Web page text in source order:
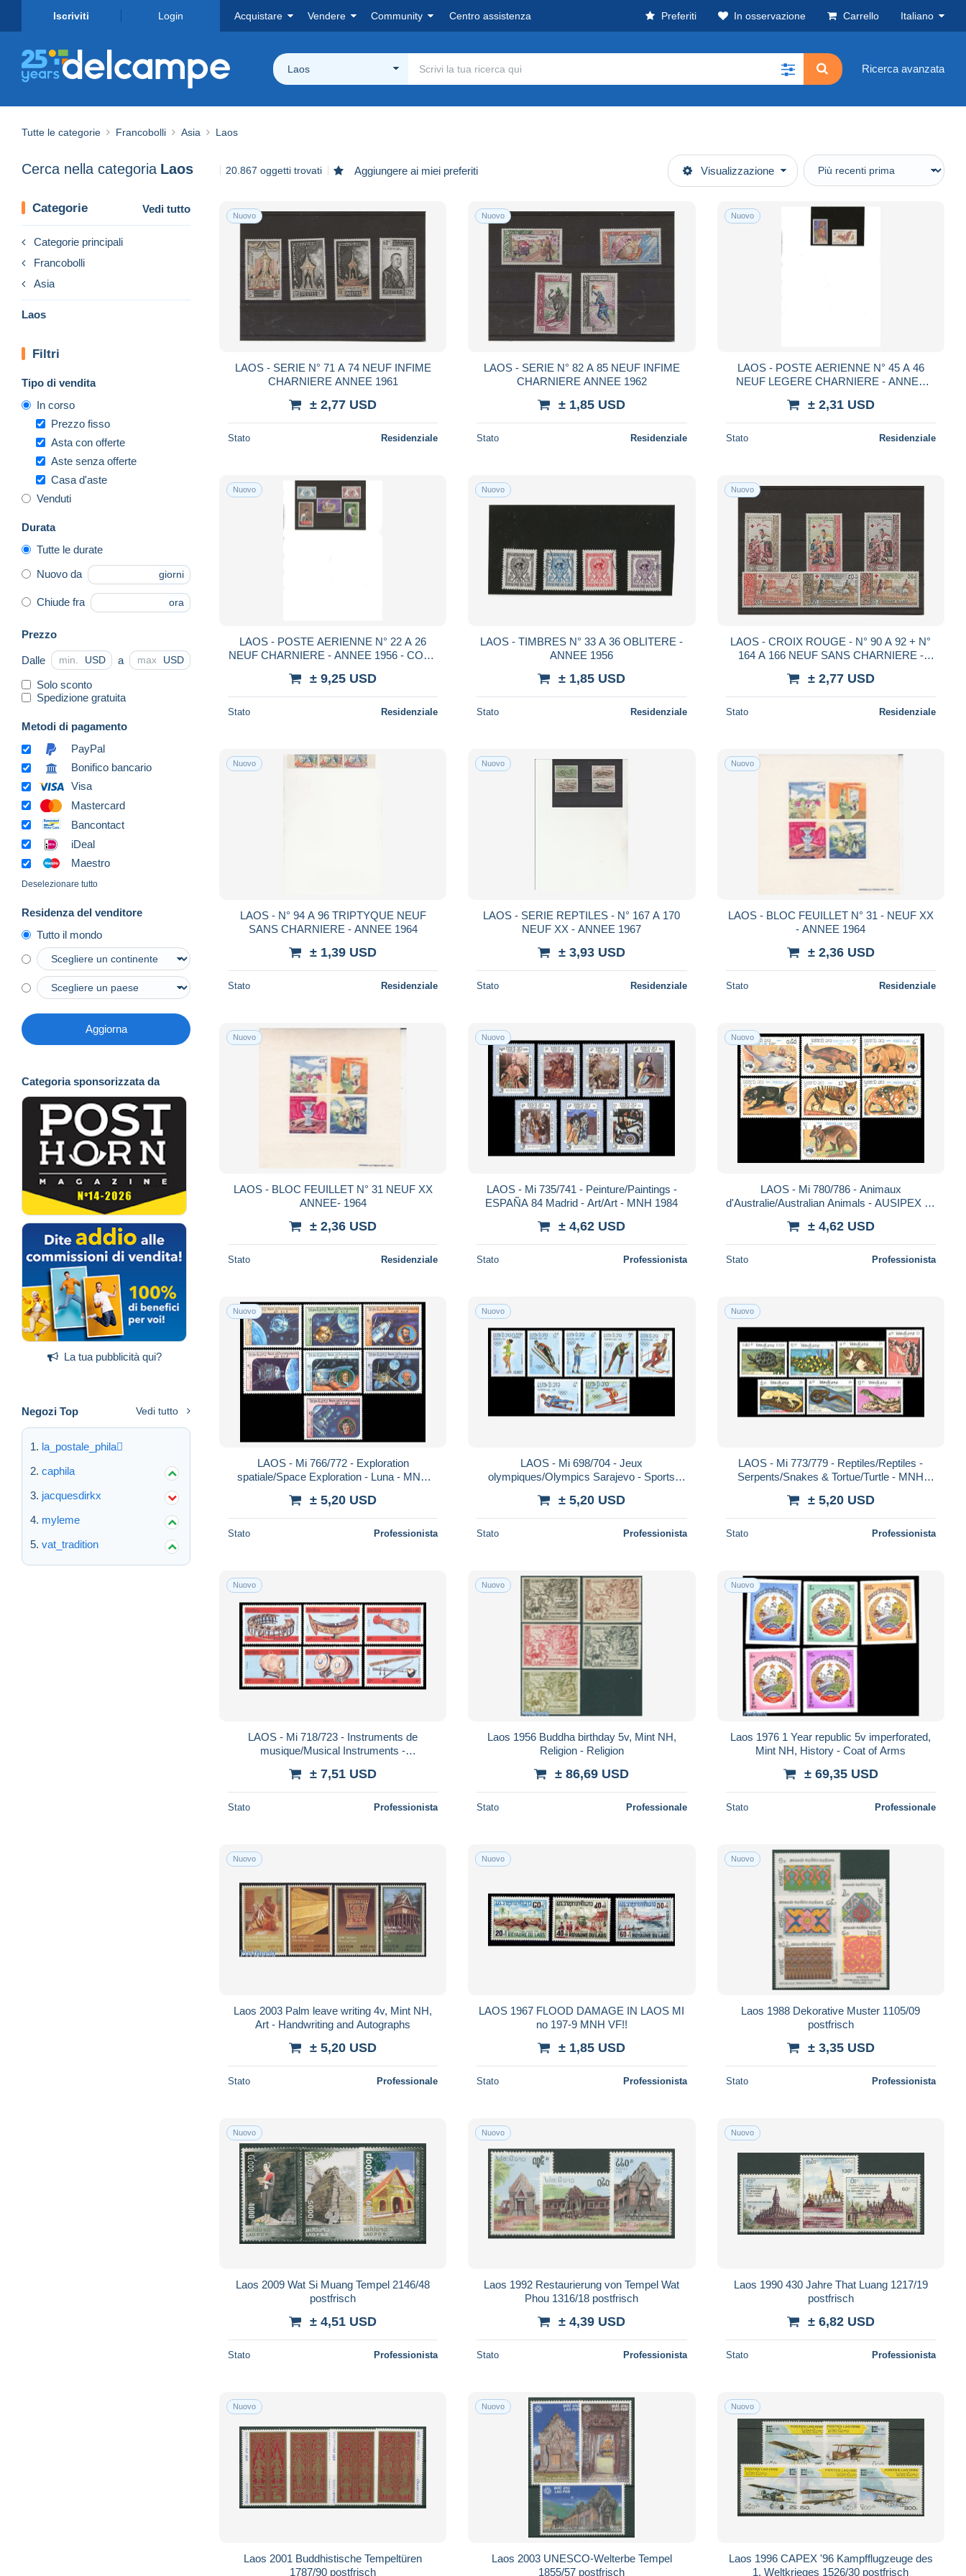
Iscriviti Login Acquistare Vendere Community Centro assistenza Preferiti In osservazione Carrello Italiano
Laos Ricerca avanzata
Tutte le categorie Francobolli Asia Laos
Cerca nella categoria Laos 20.867 oggetti trovati Aggiungere ai miei preferiti Visualizzazione
Categorie Vedi tutto
Categorie principali
Francobolli
Asia
Laos
Filtri
Tipo di vendita
In corso
Prezzo fisso
Asta con offerte
Aste senza offerte
Casa d'aste
Venduti
Durata
Tutte le durate
Nuovo da giorni
Chiude fra ora
Prezzo
Dalle USD a USD
Solo sconto
Spedizione gratuita
Metodi di pagamento
PayPal
Bonifico bancario
Visa
Mastercard
Bancontact
iDeal
Maestro
Deselezionare tutto
Residenza del venditore
Tutto il mondo
Aggiorna
Categoria sponsorizzata da
La tua pubblicità qui?
Negozi Top Vedi tutto
la_postale_phila
caphila
jacquesdirkx
myleme
vat_tradition
Nuovo
LAOS - SERIE N° 71 A 74 NEUF INFIME
CHARNIERE ANNEE 1961
± 2,77 USD
Stato Residenziale
Nuovo
LAOS - SERIE N° 82 A 85 NEUF INFIME
CHARNIERE ANNEE 1962
± 1,85 USD
Stato Residenziale
Nuovo
LAOS - POSTE AERIENNE N° 45 A 46
NEUF LEGERE CHARNIERE - ANNEE
± 2,31 USD
Stato Residenziale
Nuovo
LAOS - POSTE AERIENNE N° 22 A 26
NEUF CHARNIERE - ANNEE 1956 - COTE
± 9,25 USD
Stato Residenziale
Nuovo
LAOS - TIMBRES N° 33 A 36 OBLITERE -
ANNEE 1956
± 1,85 USD
Stato Residenziale
Nuovo
LAOS - CROIX ROUGE - N° 90 A 92 + N°
164 A 166 NEUF SANS CHARNIERE -
± 2,77 USD
Stato Residenziale
Nuovo
LAOS - N° 94 A 96 TRIPTYQUE NEUF
SANS CHARNIERE - ANNEE 1964
± 1,39 USD
Stato Residenziale
Nuovo
LAOS - SERIE REPTILES - N° 167 A 170
NEUF XX - ANNEE 1967
± 3,93 USD
Stato Residenziale
Nuovo
LAOS - BLOC FEUILLET N° 31 - NEUF XX
- ANNEE 1964
± 2,36 USD
Stato Residenziale
Nuovo
LAOS - BLOC FEUILLET N° 31 NEUF XX
ANNEE- 1964
± 2,36 USD
Stato Residenziale
Nuovo
LAOS - Mi 735/741 - Peinture/Paintings -
ESPAÑA 84 Madrid - Art/Art - MNH 1984
± 4,62 USD
Stato Professionista
Nuovo
LAOS - Mi 780/786 - Animaux
d'Australie/Australian Animals - AUSIPEX 84
± 4,62 USD
Stato Professionista
Nuovo
LAOS - Mi 766/772 - Exploration
spatiale/Space Exploration - Luna - MNH
± 5,20 USD
Stato Professionista
Nuovo
LAOS - Mi 698/704 - Jeux
olympiques/Olympics Sarajevo - Sports
± 5,20 USD
Stato Professionista
Nuovo
LAOS - Mi 773/779 - Reptiles/Reptiles -
Serpents/Snakes & Tortue/Turtle - MNH
± 5,20 USD
Stato Professionista
Nuovo
LAOS - Mi 718/723 - Instruments de
musique/Musical Instruments -
± 7,51 USD
Stato Professionista
Nuovo
Laos 1956 Buddha birthday 5v, Mint NH,
Religion - Religion
± 86,69 USD
Stato Professionale
Nuovo
Laos 1976 1 Year republic 5v imperforated,
Mint NH, History - Coat of Arms
± 69,35 USD
Stato Professionale
Nuovo
Laos 2003 Palm leave writing 4v, Mint NH,
Art - Handwriting and Autographs
± 5,20 USD
Stato Professionale
Nuovo
LAOS 1967 FLOOD DAMAGE IN LAOS MI
no 197-9 MNH VF!!
± 1,85 USD
Stato Professionista
Nuovo
Laos 1988 Dekorative Muster 1105/09
postfrisch
± 3,35 USD
Stato Professionista
Nuovo
Laos 2009 Wat Si Muang Tempel 2146/48
postfrisch
± 4,51 USD
Stato Professionista
Nuovo
Laos 1992 Restaurierung von Tempel Wat
Phou 1316/18 postfrisch
± 4,39 USD
Stato Professionista
Nuovo
Laos 1990 430 Jahre That Luang 1217/19
postfrisch
± 6,82 USD
Stato Professionista
Nuovo
Laos 2001 Buddhistische Tempeltüren
1787/90 postfrisch
Nuovo
Laos 2003 UNESCO-Welterbe Tempel
1855/57 postfrisch
Nuovo
Laos 1996 CAPEX '96 Kampfflugzeuge des
1. Weltkrieges 1526/30 postfrisch